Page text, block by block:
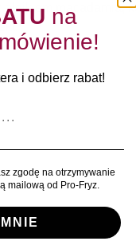
olejkiem macadamia,
na
i odbierz rabat!
zgodę na otrzymywanie
mailową od Pro-Fryz.